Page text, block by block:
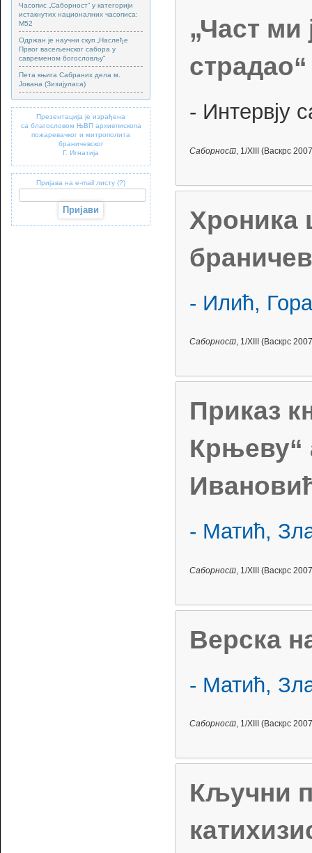
Часопис „Саборност“ у категорији
истакнутих националних часописа:
М52
Одржан је научни скуп „Наслеђе
Првог васељенског сабора у
савременом богословљу“
Пета књига Сабраних дела м.
Јована (Зизијуласа)
Презентација је израђена
са благословом ЊВП архиепископа
пожаревачког и митрополита
браничевског
Г. Игнатија
Пријава на e-mail листу (?)
„Част ми
страдао“
- Интервју
Саборност , 1/XIII (Васкрс
Хроника
- Илић,
Саборност , 1/XIII (Васкрс
Приказ
Крњеву“
- Матић,
Саборност , 1/XIII (Васкрс
Верска
- Матић,
Саборност , 1/XIII (Васкрс
Кључни